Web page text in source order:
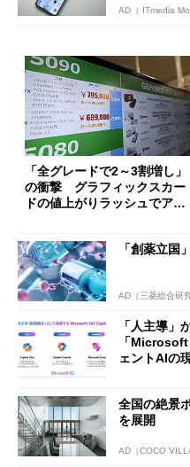
AD（ ITmedia
「全グレードで2～3割増し」
の衝撃 グラフィックスカー
ドの値上がりラッシュでアキ
「創薬立国
AD（三菱総合研
「人主導
「
ェントAIの
全国の絶景
を展開
AD（COCO